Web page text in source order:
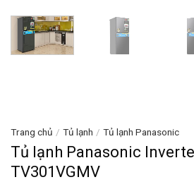
Trang chủ / Tủ lạnh / Tủ lạnh Panasonic
Tủ lạnh Panasonic
TV301VGMV